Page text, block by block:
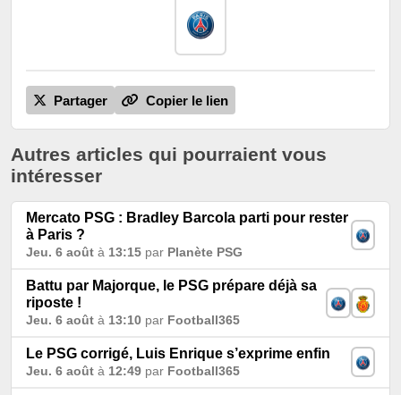
Partager Copier le lien
Autres articles qui pourraient vous
intéresser
Mercato PSG : Bradley Barcola parti pour rester
à Paris ?
Jeu. 6 août à 13:15 par Planète PSG
Battu par Majorque, le PSG prépare déjà sa
riposte !
Jeu. 6 août à 13:10 par Football365
Le PSG corrigé, Luis Enrique s’exprime enfin
Jeu. 6 août à 12:49 par Football365